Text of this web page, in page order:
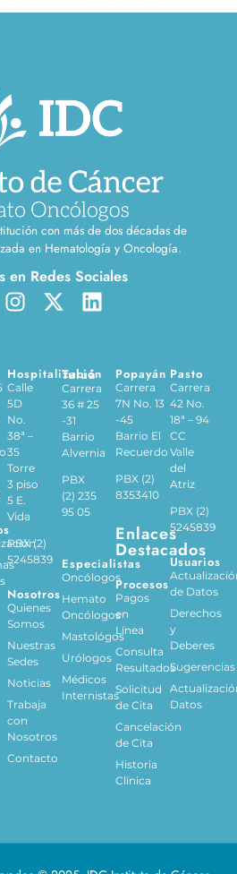
con más de dos décadas de
en Hematología y Oncología.
en Redes Sociales
Hospitalización
Calle
5D
No.
38ª –
35
Torre
3 piso
5 E.
Vida
PBX (2)
5245839
Nosotros
Quienes
Somos
Nuestras
Sedes
Noticias
Trabaja
con
Nosotros
Contacto
Tuluá
Carrera
36 # 25
-31
Barrio
Alvernia
PBX
(2) 235
95 05
Especialistas
Oncólogos
Hemato
Oncólogos
Mastológos
Urólogos
Médicos
Internistas
Popayán
Carrera
7N No. 13
-45
Barrio El
Recuerdo
PBX (2)
8353410
Enlaces
Destacados
Procesos
Pagos
en
Línea
Consulta
Resultados
Solicitud
de Cita
Cancelación
de Cita
Historia
Clínica
Pasto
Carrera
42 No.
18ª – 94
CC
Valle
del
Atriz
PBX (2)
5245839
Usuarios
de Datos
Derechos
y
Deberes
Sugerencias
Datos